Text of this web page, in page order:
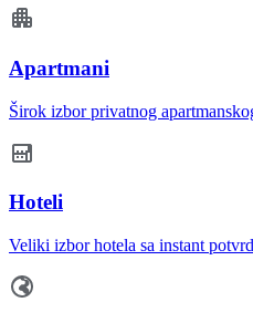
Apartmani
Širok izbor privatnog
Hoteli
Veliki izbor hotela sa instant